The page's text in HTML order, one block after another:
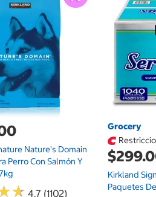
Nature's Domain
Perro Con Salmón Y
★
★ 4.7 (1102)
Grocery
Kirkland
Paquetes